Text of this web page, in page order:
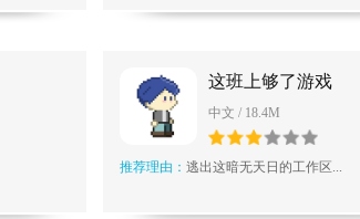
这班上够了游戏
中文 / 18.4M
推荐理由： 逃出这暗无天日的工作区...